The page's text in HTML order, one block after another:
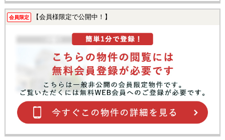
会員限定 【会員様限定で公開中！】